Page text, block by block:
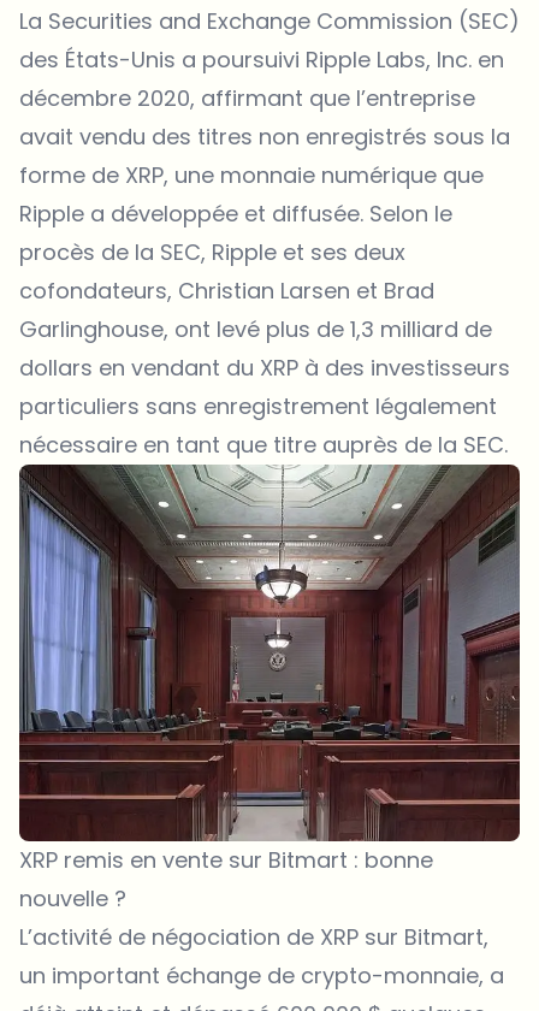
La Securities and Exchange Commission (SEC)
des États-Unis a poursuivi Ripple Labs, Inc. en
décembre 2020, affirmant que l’entreprise
avait vendu des titres non enregistrés sous la
forme de XRP, une monnaie numérique que
Ripple a développée et diffusée. Selon le
procès de la SEC, Ripple et ses deux
cofondateurs, Christian Larsen et Brad
Garlinghouse, ont levé plus de 1,3 milliard de
dollars en vendant du XRP à des investisseurs
particuliers sans enregistrement légalement
nécessaire en tant que titre auprès de la SEC.
XRP remis en vente sur Bitmart : bonne
nouvelle ?
L’activité de négociation de XRP sur Bitmart,
un important échange de crypto-monnaie, a